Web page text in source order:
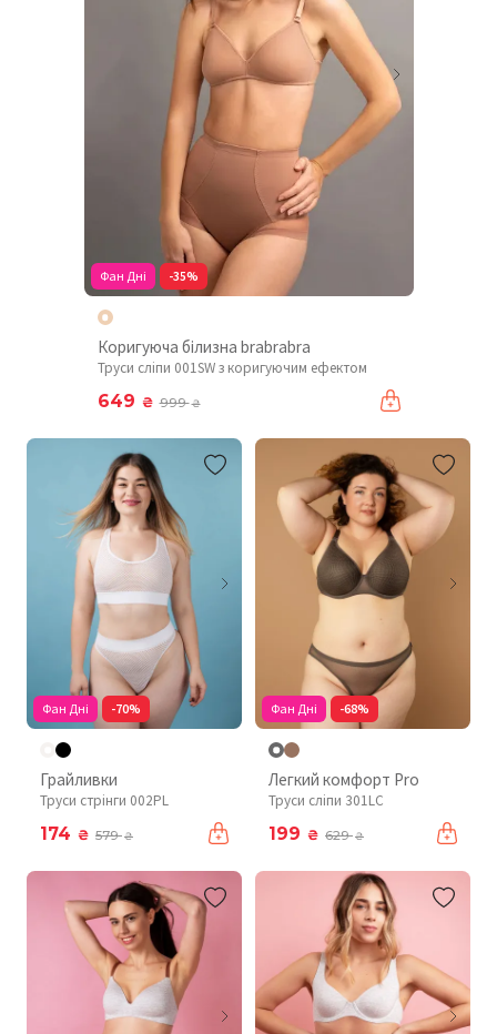
Фан Дні -35%
Коригуюча білизна brabrabra
Труси сліпи 001SW з коригуючим ефектом
649 ₴ 999₴
Фан Дні -70%
Грайливки
Труси стрінги 002PL
174 ₴ 579₴
Фан Дні -68%
Легкий комфорт Pro
Труси сліпи 301LC
199 ₴ 629₴